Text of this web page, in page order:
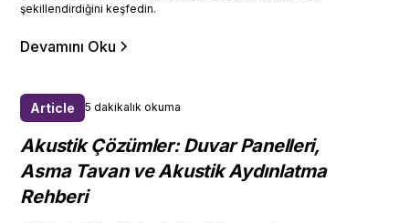
şekillendirdiğini keşfedin.
Devamını Oku
Article 5 dakikalık okuma
Akustik Çözümler: Duvar Panelleri,
Asma Tavan ve Akustik Aydınlatma
Rehberi